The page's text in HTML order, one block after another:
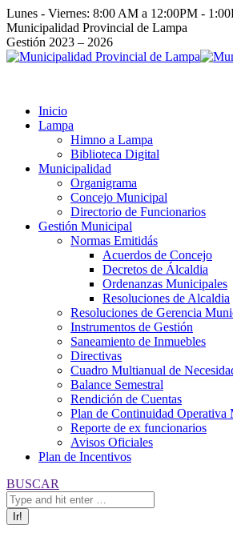
Saltar
al
contenido
Lunes - Viernes: 8:00 AM a 12:00PM -
Facebook
page
opens
Instagram
page
opens
YouTube
page
opens
Twitter
page
opens
Municipalidad Provincial de Lampa
Gestión 2023 – 2026
Inicio
Lampa
Himno a Lampa
Biblioteca Digital
Municipalidad
Organigrama
Concejo Municipal
Directorio de Funcionarios
Gestión Municipal
Normas Emitidás
Acuerdos de Concejo
Decretos de Álcaldia
Ordenanzas Municipales
Resoluciones de Alcaldia
Resoluciones de Gerencia
Instrumentos de Gestión
Saneamiento de Inmuebles
Directivas
Cuadro Multianual de
Balance Semestral
Rendición de Cuentas
Plan de Continuidad Operativa
Reporte de ex funcionarios
Avisos Oficiales
Plan de Incentivos
Buscar:
BUSCAR